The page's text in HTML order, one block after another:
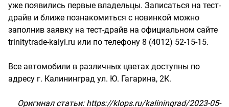
уже появились первые владельцы. Записаться на тест-
драйв и ближе познакомиться с новинкой можно
заполнив заявку на тест-драйв на официальном сайте
trinitytrade-kaiyi.ru или по телефону 8 (4012) 52-15-15.
Все автомобили в различных цветах доступны по
адресу г. Калининград ул. Ю. Гагарина, 2К.
Оригинал статьи: https://klops.ru/kaliningrad/2023-05-